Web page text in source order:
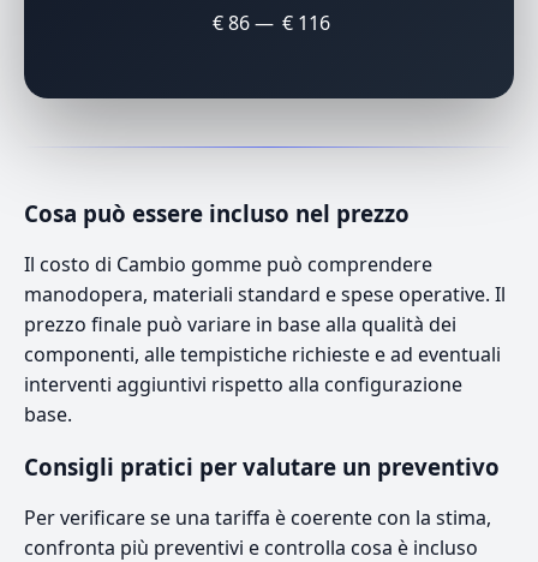
€ 86 — € 116
Cosa può essere incluso nel prezzo
Il costo di Cambio gomme può comprendere
manodopera, materiali standard e spese operative. Il
prezzo finale può variare in base alla qualità dei
componenti, alle tempistiche richieste e ad eventuali
interventi aggiuntivi rispetto alla configurazione
base.
Consigli pratici per valutare un preventivo
Per verificare se una tariffa è coerente con la stima,
confronta più preventivi e controlla cosa è incluso